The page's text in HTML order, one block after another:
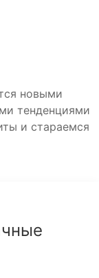
новыми
тенденциями
и стараемся